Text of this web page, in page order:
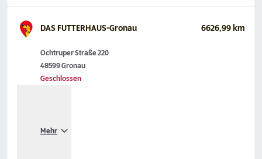
DAS FUTTERHAUS-Gronau 6626,99 km
Ochtruper Straße 220
48599 Gronau
Geschlossen
Mehr